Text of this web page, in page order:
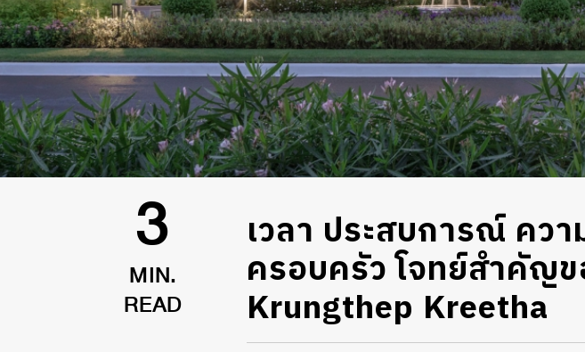
3
MIN.
READ
เวลา ประสบการณ์ คว
ครอบครัว โจทย์สำคัญ
Krungthep Kreetha